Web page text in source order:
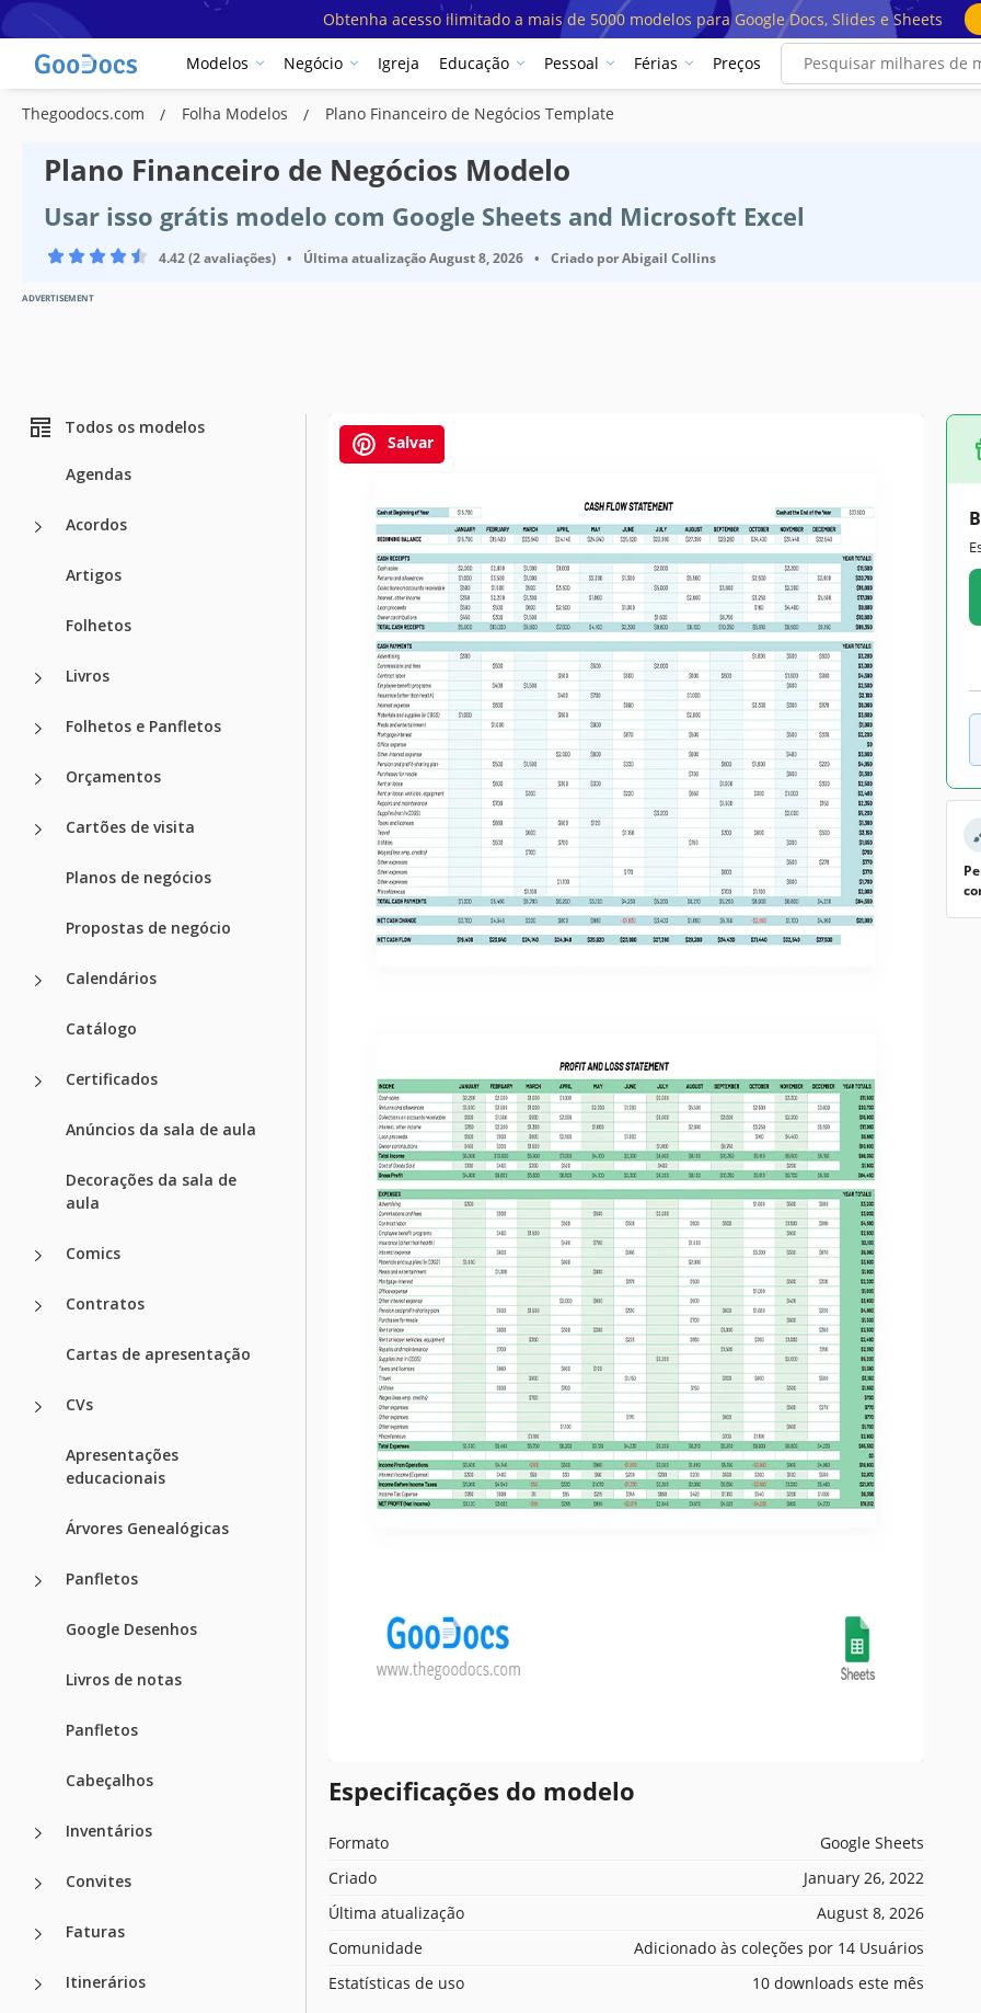
Obtenha acesso ilimitado a mais de 5000 modelos para Google Docs, Slides e Sheets
Modelos Negócio Igreja Educação Pessoal Férias Preços
Thegoodocs.com Folha Modelos Plano Financeiro de Negócios Template
Plano Financeiro de Negócios Modelo
Usar isso grátis modelo com Google Sheets and Microsoft Excel
4.42 (2 avaliações) • Última atualizaçãoAugust 8, 2026 • Criado porAbigail Collins
ADVERTISEMENT
Todos os modelos
Agendas
Acordos
Artigos
Folhetos
Livros
Folhetos e Panfletos
Orçamentos
Cartões de visita
Planos de negócios
Propostas de negócio
Calendários
Catálogo
Certificados
Anúncios da sala de aula
Decorações da sala de
aula
Comics
Contratos
Cartas de apresentação
CVs
Apresentações
educacionais
Árvores Genealógicas
Panfletos
Google Desenhos
Livros de notas
Panfletos
Cabeçalhos
Inventários
Convites
Faturas
Itinerários
Salvar
Especificações do modelo
Formato
Google Sheets
Criado
January 26, 2022
Última atualização
August 8, 2026
Comunidade
Adicionado às coleções por 14 Usuários
Estatísticas de uso
10 downloads este mês